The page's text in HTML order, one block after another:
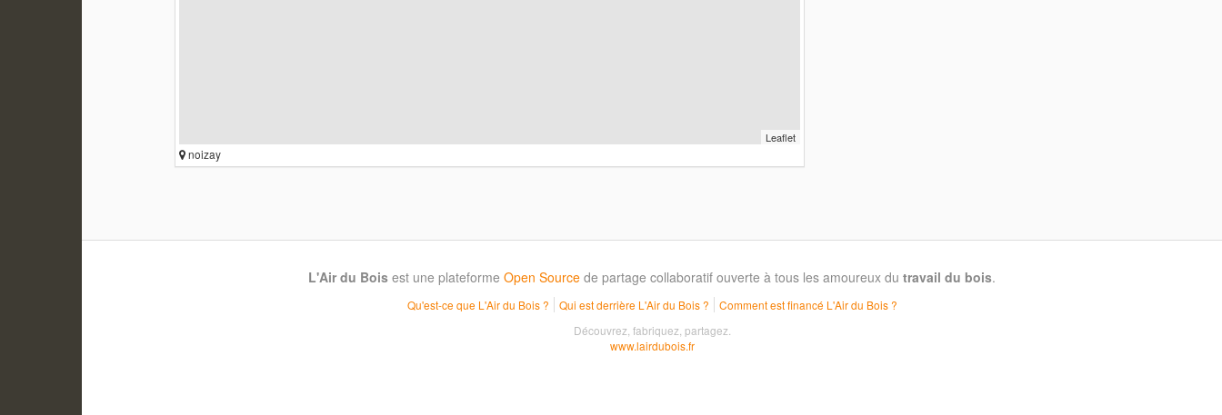
Leaflet
noizay
L'Air du Bois est une plateforme Open Source de partage collaboratif ouverte à tous les amoureux du travail du bois.
Qu'est-ce que L'Air du Bois ? Qui est derrière L'Air du Bois ?
Comment est financé L'Air du Bois ?
Découvrez, fabriquez, partagez.
www.lairdubois.fr